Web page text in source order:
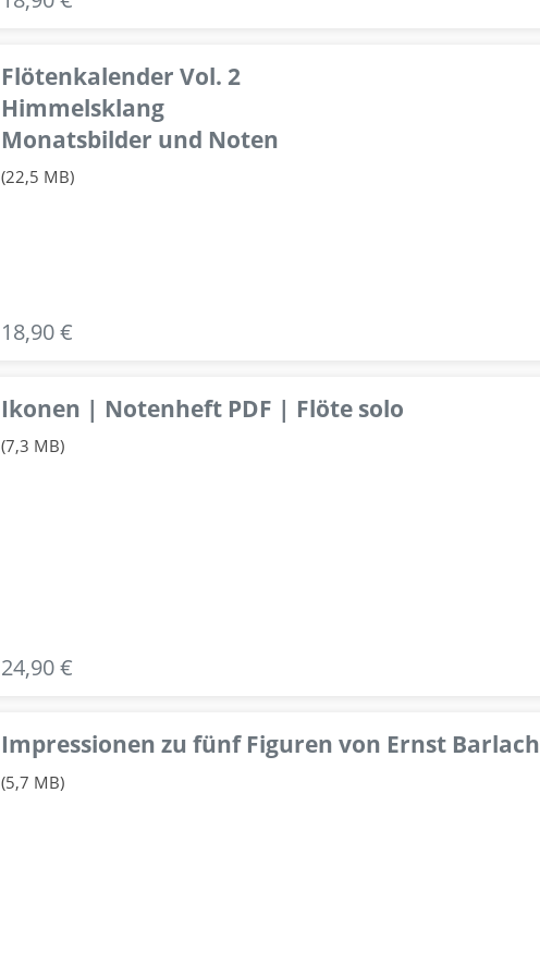
Flötenkalender Vol. 2
Himmelsklang
Monatsbilder und Noten
(22,5 MB)
18,90 €
Ikonen | Notenheft PDF | Flöte solo
(7,3 MB)
24,90 €
Impressionen zu fünf Figuren von Ernst Barlach
(5,7 MB)